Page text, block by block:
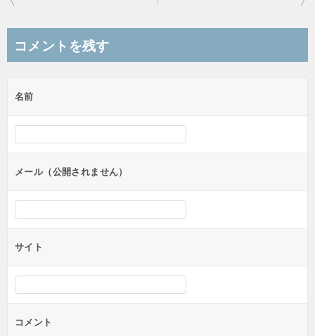
ビ
ー
シ
ン
コメントを残す
名前
メール（公開されません）
サイト
コメント